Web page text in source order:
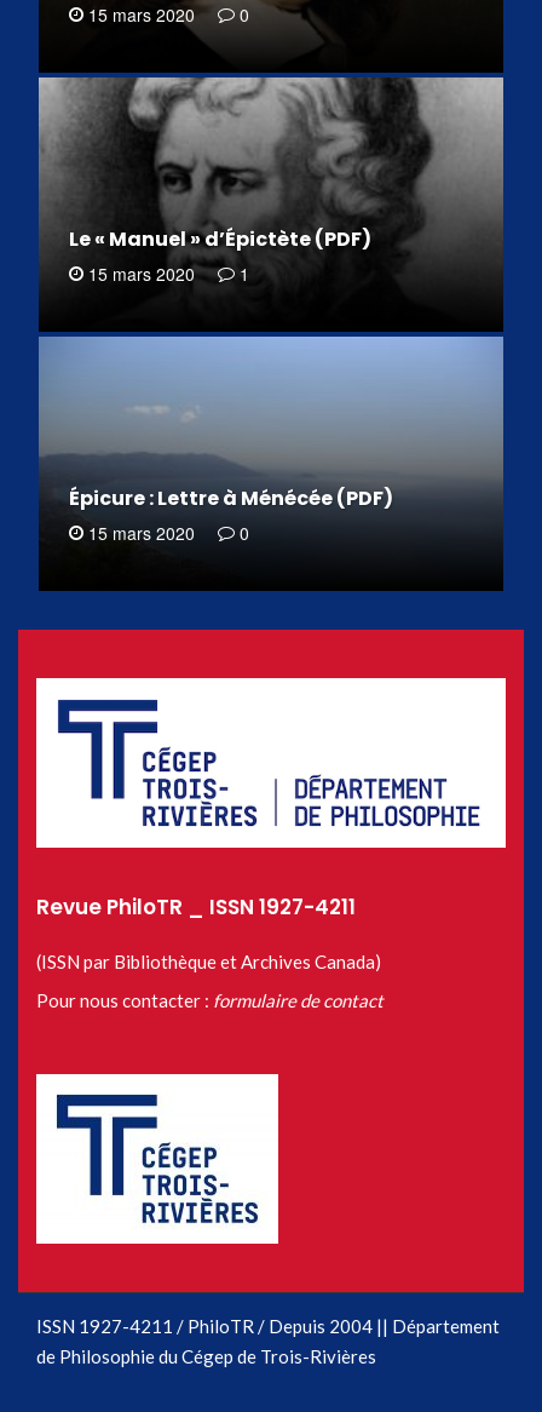
15 mars 2020 0
Le « Manuel » d’Épictète (PDF)
15 mars 2020 1
Épicure : Lettre à Ménécée (PDF)
15 mars 2020 0
Revue PhiloTR _ ISSN 1927-4211
(ISSN par Bibliothèque et Archives Canada)
Pour nous contacter : formulaire de contact
ISSN 1927-4211 / PhiloTR / Depuis 2004 || Département
de Philosophie du Cégep de Trois-Rivières